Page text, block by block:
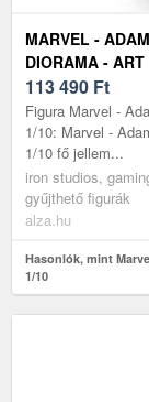
MARVEL -
DIORAMA -
113 490 Ft
Figura Marvel -
1/10: Marvel -
1/10 fő jellem...
iron studios,
gyűjthető figurák
alza.hu
Hasonlók, mint
1/10